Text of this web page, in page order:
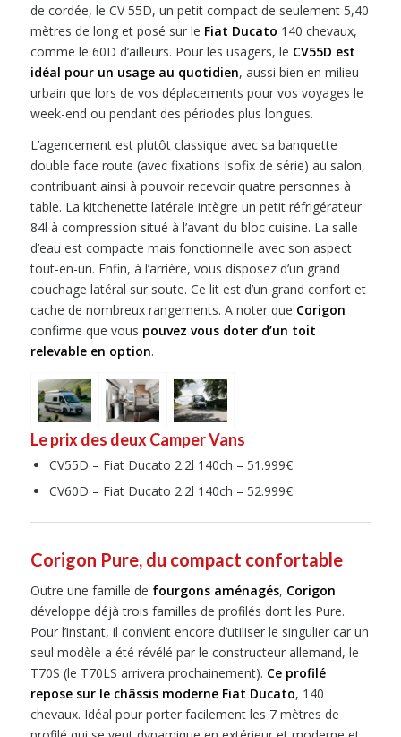
de cordée, le CV 55D, un petit compact de seulement 5,40
mètres de long et posé sur le Fiat Ducato 140 chevaux,
comme le 60D d’ailleurs. Pour les usagers, le CV55D est
idéal pour un usage au quotidien, aussi bien en milieu
urbain que lors de vos déplacements pour vos voyages le
week-end ou pendant des périodes plus longues.
L’agencement est plutôt classique avec sa banquette
double face route (avec fixations Isofix de série) au salon,
contribuant ainsi à pouvoir recevoir quatre personnes à
table. La kitchenette latérale intègre un petit réfrigérateur
84l à compression situé à l’avant du bloc cuisine. La salle
d’eau est compacte mais fonctionnelle avec son aspect
tout-en-un. Enfin, à l’arrière, vous disposez d’un grand
couchage latéral sur soute. Ce lit est d’un grand confort et
cache de nombreux rangements. A noter que Corigon
confirme que vous pouvez vous doter d’un toit
relevable en option.
Le prix des deux Camper Vans
CV55D – Fiat Ducato 2.2l 140ch – 51.999€
CV60D – Fiat Ducato 2.2l 140ch – 52.999€
Corigon Pure, du compact confortable
Outre une famille de fourgons aménagés, Corigon
développe déjà trois familles de profilés dont les Pure.
Pour l’instant, il convient encore d’utiliser le singulier car un
seul modèle a été révélé par le constructeur allemand, le
T70S (le T70LS arrivera prochainement). Ce profilé
repose sur le châssis moderne Fiat Ducato, 140
chevaux. Idéal pour porter facilement les 7 mètres de